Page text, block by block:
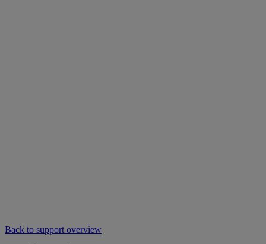
Back to support overview